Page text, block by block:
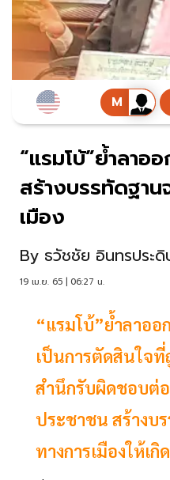
“แรมโบ้”ย้ำลาอ
สร้างบรรทัดฐาน
เมือง
By ธวัชชัย อินทรประ
19 เม.ย. 65 | 06:27 น.
“แรมโบ้”ย้ำลาออ
เป็นการตัดสินใจที่
สำนึกรับผิดชอบต่
ประชาชน สร้างบ
ทางการเมืองให้เกิ